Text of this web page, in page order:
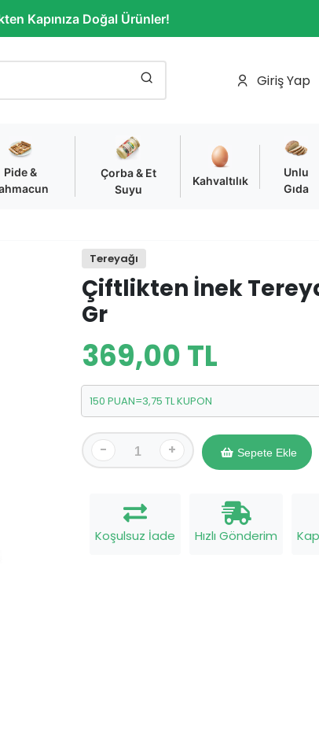
Kapınıza Doğal Ürünler!
Giriş Yap
Pide &
Çorba & Et
Suyu
Kahvaltılık
Unlu
Gıda
Tereyağı
Çiftlikten İnek
Gr
369,00 TL
150 PUAN=3,75 TL KUPON
- + Sepete Ekle
Koşulsuz İade Hızlı Gönderim